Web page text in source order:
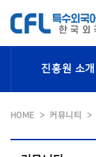
진흥원 소개
HOME 커뮤니티